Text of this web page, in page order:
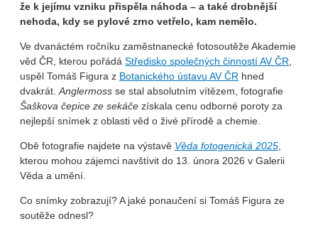
že k jejímu vzniku přispěla náhoda – a také drobnější
nehoda, kdy se pylové zrno vetřelo, kam nemělo.
Ve dvanáctém ročníku zaměstnanecké fotosoutěže Akademie
věd ČR, kterou pořádá Středisko společných činností AV ČR,
uspěl Tomáš Figura z Botanického ústavu AV ČR hned
dvakrát.Anglermoss se stal absolutním vítězem, fotografie
Šaškova čepice ze sekáče získala cenu odborné poroty za
nejlepší snímek z oblasti věd o živé přírodě a chemie.
Obě fotografie najdete na výstavě Věda fotogenická 2025,
kterou mohou zájemci navštívit do 13. února 2026 v Galerii
Věda a umění.
Co snímky zobrazují? A jaké ponaučení si Tomáš Figura ze
soutěže odnesl?